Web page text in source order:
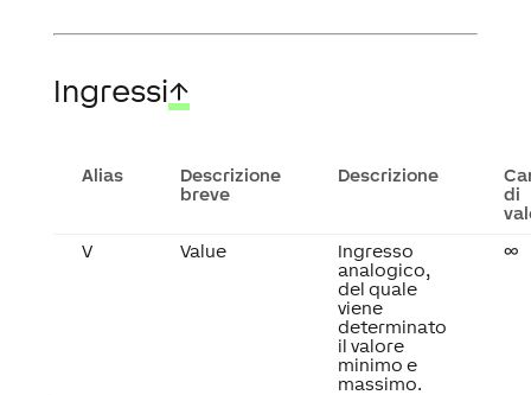
Ingressi↑
Alias
Descrizione
breve
Descrizione
di
V
Value
Ingresso
analogico,
del quale
viene
determinato
il valore
minimo e
massimo.
∞